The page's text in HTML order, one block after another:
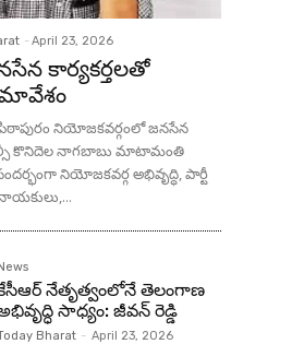
- April 23, 2026
కార్యకర్తలతో
నియోజకవర్గంలో జనసేన
కొనిదెల నాగబాబు మాటామంతి
నియోజకవర్గ అభివృద్ధి, పార్టీ
నేతృత్వంలోనే తెలంగాణ
సాధ్యం: జీవన్ రెడ్డి
Bharat - April 23, 2026